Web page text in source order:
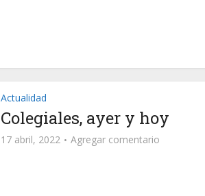
Actualidad
Colegiales, ayer y hoy
17 abril, 2022 Agregar comentario